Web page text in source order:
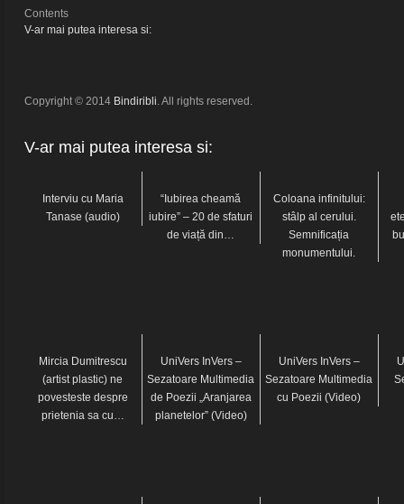
Contents
V-ar mai putea interesa si:
Copyright © 2014 Bindiribli. All rights reserved.
V-ar mai putea interesa si:
Interviu cu Maria
Tanase (audio)
“Iubirea cheamă
iubire” – 20 de sfaturi
de viață din…
Coloana infinitului:
stâlp al cerului.
Semnificația
monumentului.
Mircia Dumitrescu
(artist plastic) ne
povesteste despre
prietenia sa cu…
UniVers InVers –
Sezatoare Multimedia
de Poezii „Aranjarea
planetelor” (Video)
UniVers InVers –
Sezatoare Multimedia
cu Poezii (Video)